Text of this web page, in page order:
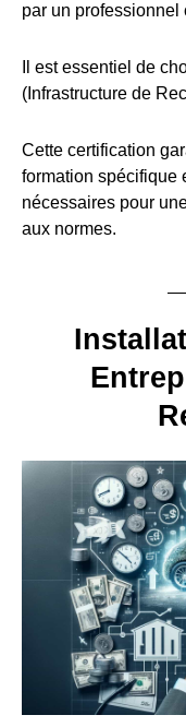
par un professionnel
Il est essentiel de
(Infrastructure de
Cette certification
formation spécifique
nécessaires pour
aux normes.